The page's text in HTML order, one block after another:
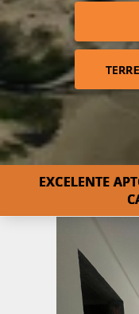
EXCELENTE